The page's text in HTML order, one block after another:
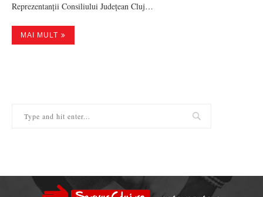
Reprezentanții Consiliului Județean Cluj…
MAI MULT